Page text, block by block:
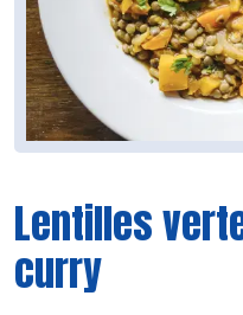
Lentilles
curry